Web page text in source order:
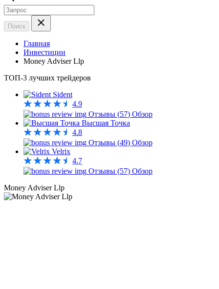
Поиск
Главная
Инвестиции
Money Adviser Llp
ТОП-3 лучших трейдеров
Sident
4.9
Отзывы (57) Обзор
Высшая Точка
4.8
Отзывы (49) Обзор
Velrix
4.7
Отзывы (57) Обзор
Money Adviser Llp